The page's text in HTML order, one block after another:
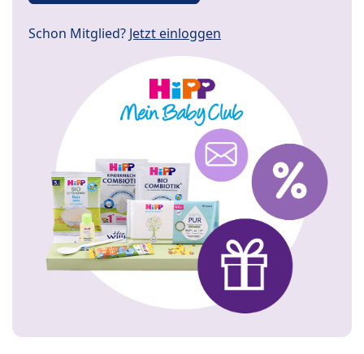
Schon Mitglied? Jetzt einloggen